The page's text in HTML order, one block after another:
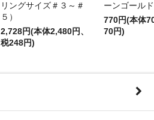
リングサイズ＃３～＃
５）
2,728円(本体2,480円、
税248円)
ーンゴールド
770円(本体
70円)